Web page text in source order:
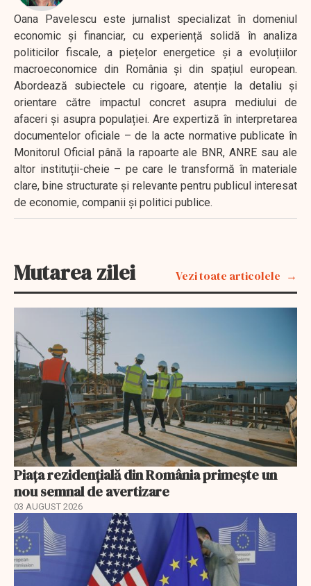
Oana Pavelescu este jurnalist specializat în domeniul
economic și financiar, cu experiență solidă în analiza
politicilor fiscale, a piețelor energetice și a evoluțiilor
macroeconomice din România și din spațiul european.
Abordează subiectele cu rigoare, atenție la detaliu și
orientare către impactul concret asupra mediului de
afaceri și asupra populației. Are expertiză în interpretarea
documentelor oficiale – de la acte normative publicate în
Monitorul Oficial până la rapoarte ale BNR, ANRE sau ale
altor instituții-cheie – pe care le transformă în materiale
clare, bine structurate și relevante pentru publicul interesat
de economie, companii și politici publice.
Mutarea zilei Vezi toate articolele
Piața rezidențială din România primește un
nou semnal de avertizare
03 AUGUST 2026